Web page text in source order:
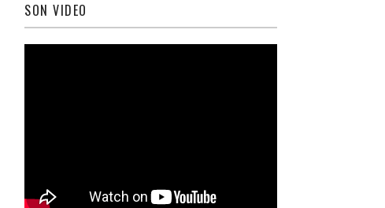
SON VIDEO